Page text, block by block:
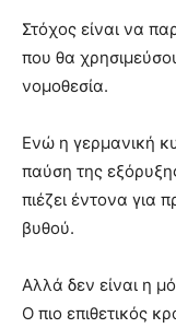
Στόχος είναι να
που θα
νομοθεσία.
Ενώ η γερμανική
παύση της
πιέζει έντονα για
βυθού.
Αλλά δεν είναι η
Ο πιο επιθετικός